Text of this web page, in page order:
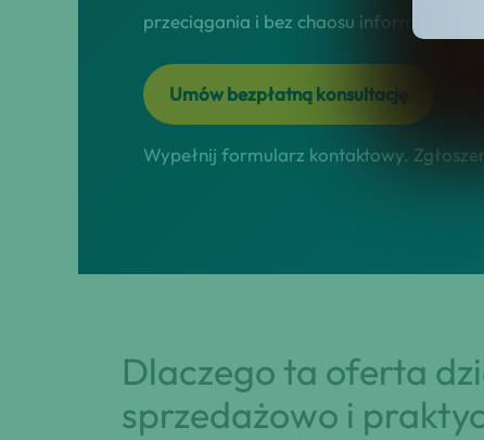
przeciągania i bez chaosu informacyjnego.
Umów bezpłatną konsultację
Wypełnij formularz kontaktowy.
Dlaczego ta oferta
sprzedażowo i